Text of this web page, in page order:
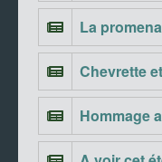
La
Chevrette
Hommage